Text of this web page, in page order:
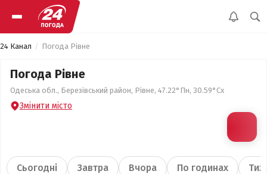
24 Канал Погода Рівне
Погода Рівне
Одеська обл., Березівський район, Рівне, 47.22°Пн, 30.59°Сх
Змінити місто
Сьогодні Завтра Вчора По годинах